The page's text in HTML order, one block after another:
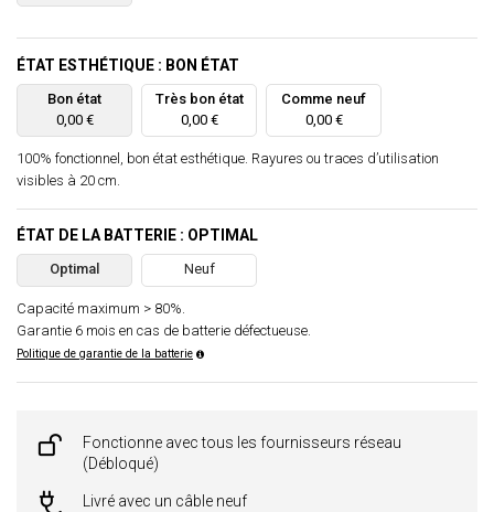
ÉTAT ESTHÉTIQUE : BON ÉTAT
Bon état
0,00 €
Très bon état
0,00 €
Comme neuf
0,00 €
100% fonctionnel, bon état esthétique. Rayures ou traces d’utilisation
visibles à 20 cm.
ÉTAT DE LA BATTERIE : OPTIMAL
Optimal Neuf
Capacité maximum > 80%.
Garantie 6 mois en cas de batterie défectueuse.
Politique de garantie de la batterie
Fonctionne avec tous les fournisseurs réseau
(Débloqué)
Livré avec un câble neuf